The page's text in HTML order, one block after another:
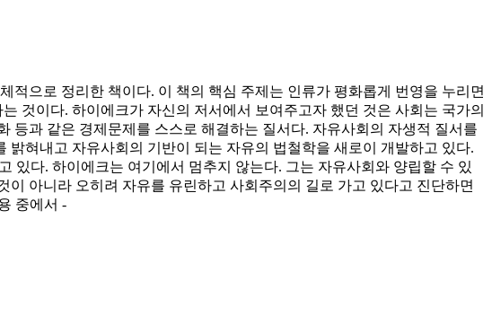
적으로 정리한 책이다. 이 책의 핵심 주제는 인류가 평화롭게 번영을 누리면
것이다. 하이에크가 자신의 저서에서 보여주고자 했던 것은 사회는 국가의
등과 같은 경제문제를 스스로 해결하는 질서다. 자유사회의 자생적 질서를
혀내고 자유사회의 기반이 되는 자유의 법철학을 새로이 개발하고 있다.
있다. 하이에크는 여기에서 멈추지 않는다. 그는 자유사회와 양립할 수 있
아니라 오히려 자유를 유린하고 사회주의의 길로 가고 있다고 진단하면
중에서 -